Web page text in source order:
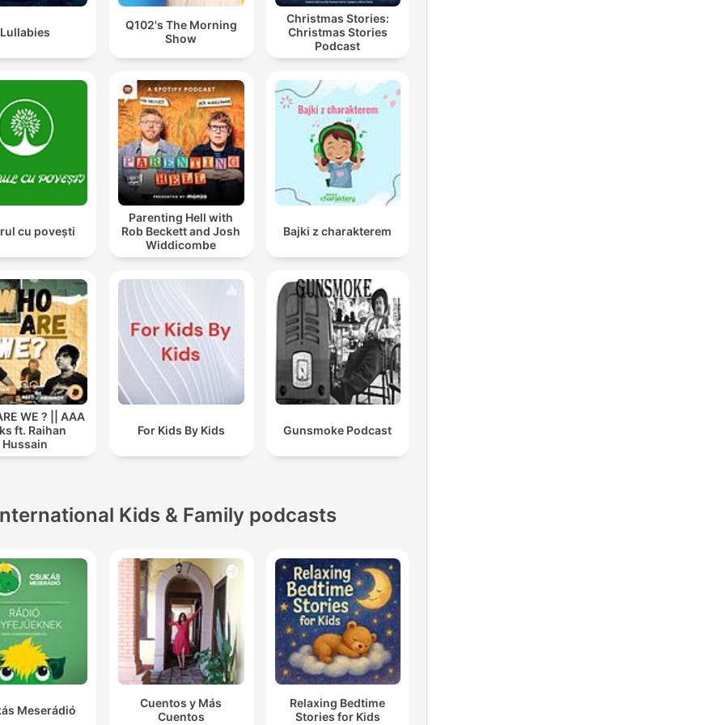
Lullabies
Q102's The Morning
Show
Christmas Stories:
Christmas Stories
Podcast
cu povești
Parenting Hell with
Rob Beckett and Josh
Widdicombe
Bajki z charakterem
WE ? || AAA
ft. Raihan
Hussain
For Kids By Kids Gunsmoke Podcast
Kids & Family podcasts
Meserádió
Cuentos y Más
Cuentos
Relaxing Bedtime
Stories for Kids